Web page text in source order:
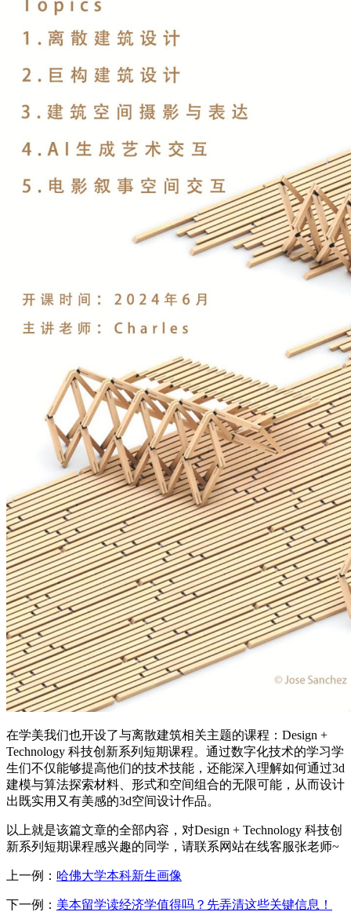
在学美我们也开设了与离散建筑相关主题的课程：Design +
Technology 科技创新系列短期课程。通过数字化技术的学习学
生们不仅能够提高他们的技术技能，还能深入理解如何通过3d
建模与算法探索材料、形式和空间组合的无限可能，从而设计
出既实用又有美感的3d空间设计作品。
以上就是该篇文章的全部内容，对Design + Technology 科技创
新系列短期课程感兴趣的同学，请联系网站在线客服张老师~
上一例： 哈佛大学本科新生画像
下一例： 美本留学读经济学值得吗？先弄清这些关键信息！